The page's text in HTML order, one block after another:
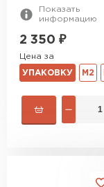
Показать
информацию
2 350 ₽
Цена за
УПАКОВКУ М2